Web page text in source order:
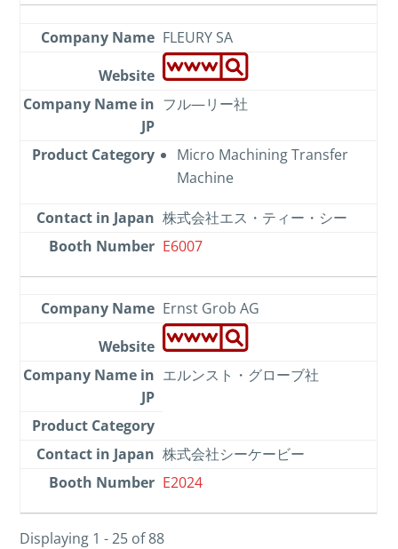
FLEURY SA
フル―リー社
Micro Machining Transfer
Machine
株式会社エス・ティー・シー
E6007
Ernst Grob AG
エルンスト・グローブ社
株式会社シーケービー
E2024
Displaying 1 - 25 of 88